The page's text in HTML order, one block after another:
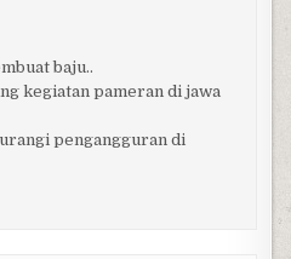
baju..
kegiatan pameran di jawa
pengangguran di